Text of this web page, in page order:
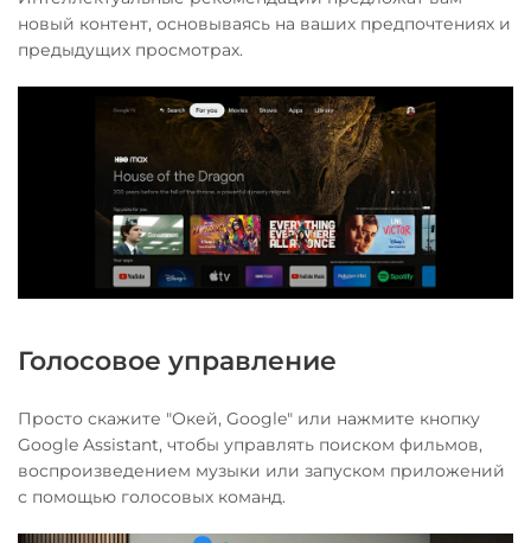
новый контент, основываясь на ваших предпочтениях и
предыдущих просмотрах.
Голосовое управление
Просто скажите "Окей, Google" или нажмите кнопку
Google Assistant, чтобы управлять поиском фильмов,
воспроизведением музыки или запуском приложений
с помощью голосовых команд.